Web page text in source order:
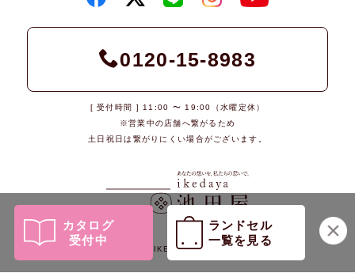
カタログ
受付中
ランドセル
一覧を見る
0120-15-8983
[ 受付時間 ] 11:00 〜 19:00（水曜定休）
※営業中の店舗へ繋がるため
土日祝日は繋がりにくい場合がございます。
© 2026 IKEDAYA Co., Ltd.